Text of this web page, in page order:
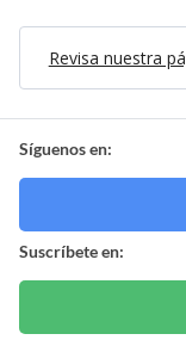
Revisa nuestra
Síguenos en:
Suscríbete en: